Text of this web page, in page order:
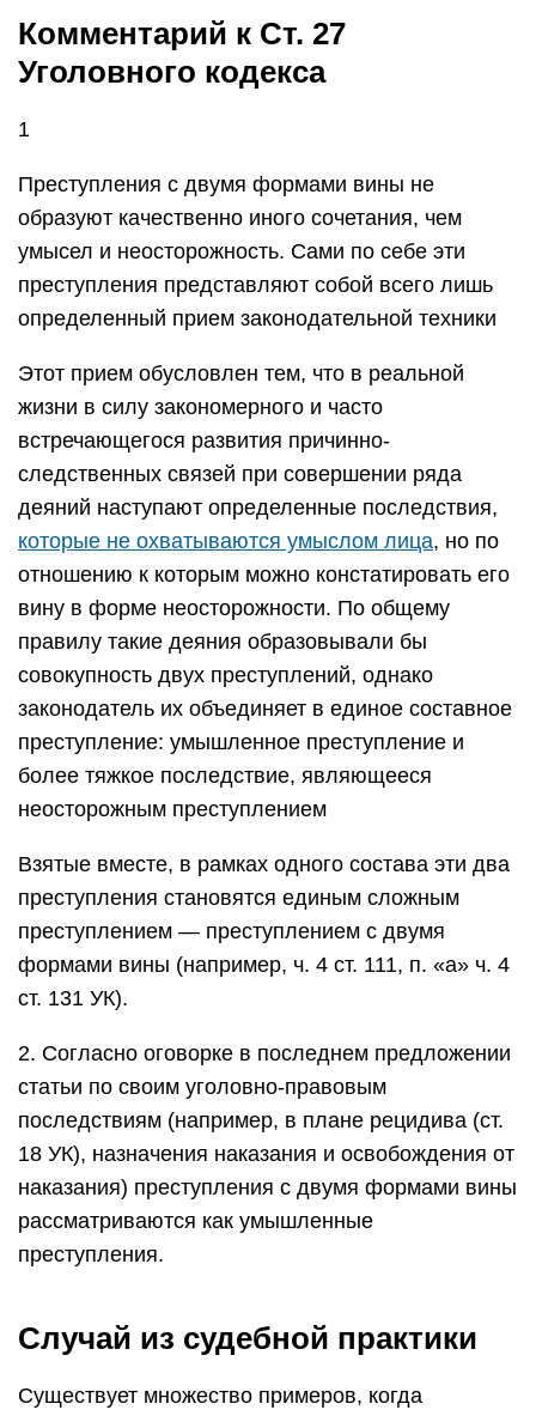
Комментарий к Ст. 27
Уголовного кодекса
1
Преступления с двумя формами вины не
образуют качественно иного сочетания, чем
умысел и неосторожность. Сами по себе эти
преступления представляют собой всего лишь
определенный прием законодательной техники
Этот прием обусловлен тем, что в реальной
жизни в силу закономерного и часто
встречающегося развития причинно-
следственных связей при совершении ряда
деяний наступают определенные последствия,
которые не охватываются умыслом лица, но по
отношению к которым можно констатировать его
вину в форме неосторожности. По общему
правилу такие деяния образовывали бы
совокупность двух преступлений, однако
законодатель их объединяет в единое составное
преступление: умышленное преступление и
более тяжкое последствие, являющееся
неосторожным преступлением
Взятые вместе, в рамках одного состава эти два
преступления становятся единым сложным
преступлением — преступлением с двумя
формами вины (например, ч. 4 ст. 111, п. «а» ч. 4
ст. 131 УК).
2. Согласно оговорке в последнем предложении
статьи по своим уголовно-правовым
последствиям (например, в плане рецидива (ст.
18 УК), назначения наказания и освобождения от
наказания) преступления с двумя формами вины
рассматриваются как умышленные
преступления.
Случай из судебной практики
Существует множество примеров, когда